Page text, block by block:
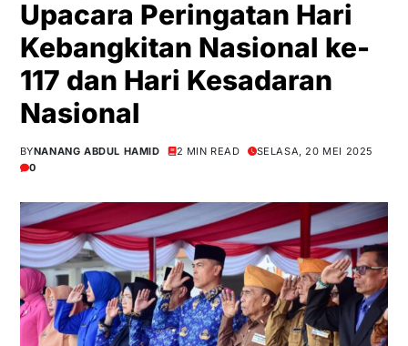
Upacara Peringatan Hari
Kebangkitan Nasional ke-
117 dan Hari Kesadaran
Nasional
BYNANANG ABDUL HAMID 2 MIN READ
SELASA, 20 MEI 2025
0